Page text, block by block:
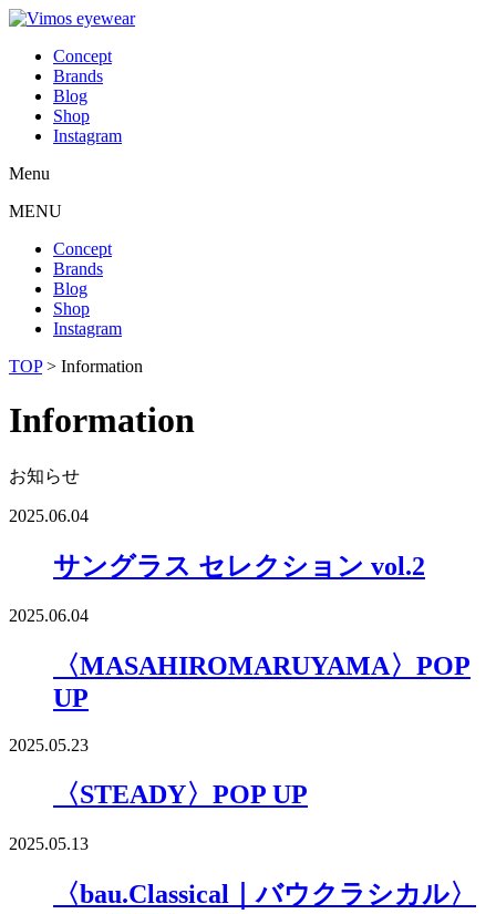
Concept
Brands
Blog
Shop
Instagram
Menu
MENU
Concept
Brands
Blog
Shop
Instagram
TOP> Information
Information
お知らせ
2025.06.04
サングラス セレクション vol.2
2025.06.04
〈MASAHIROMARUYAMA〉POP
UP
2025.05.23
〈STEADY〉POP UP
2025.05.13
〈bau.Classical｜バウクラシカル〉